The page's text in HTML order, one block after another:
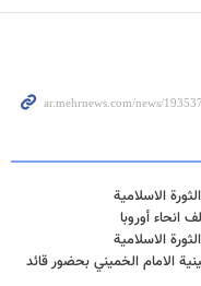
الاسلامية
انحاء أوروبا
الاسلامية
الامام الخميني بحضور قائد